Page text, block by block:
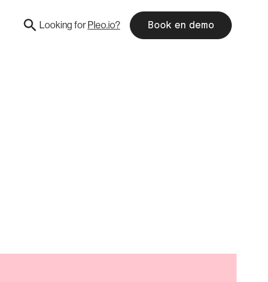
Looking for Pleo.io? Book en demo